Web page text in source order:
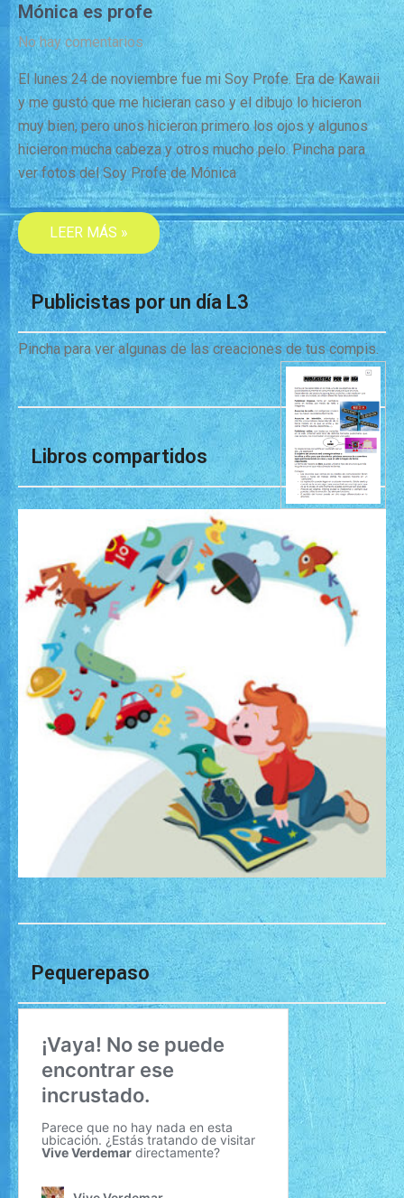
Mónica es profe
No hay comentarios
El lunes 24 de noviembre fue mi Soy Profe. Era de Kawaii
y me gustó que me hicieran caso y el dibujo lo hicieron
muy bien, pero unos hicieron primero los ojos y algunos
hicieron mucha cabeza y otros mucho pelo. Pincha para
ver fotos del Soy Profe de Mónica
LEER MÁS »
Publicistas por un día L3
Pincha para ver algunas de las creaciones de tus compis.
Libros compartidos
Pequerepaso